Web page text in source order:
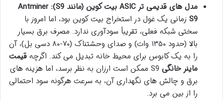
مدل های قدیمی تر ASIC بیت کوین (مانند S9):
Antminer
S9 زمانی یک غول در استخراج بیت کوین بود، اما امروز با
سختی شبکه فعلی، تقریباً سودآوری ندارد. مصرف برق بسیار
بالا (حدود ۱۳۵۰ وات) و صدای وحشتناک (۷۰-۸۰ دسی بل)، آن
را به یک کابوس برای محیط خانه تبدیل می کند. اگرچه قیمت
ماینر خانگی
S9 ممکن است ارزان به نظر برسد، اما هزینه های
برق و چالش های نگهداری آن، به سرعت هرگونه سود احتمالی
را از بین می برد.